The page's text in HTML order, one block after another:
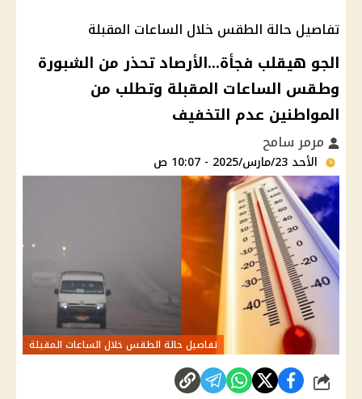
تفاصيل حالة الطقس خلال الساعات المقبلة
الجو هيقلب فجأة...الأرصاد تحذر من الشبورة
وطقس الساعات المقبلة وتطلب من
المواطنين عدم التخفيف
مرمر سامح
الأحد 23/مارس/2025 - 10:07 ص
تفاصيل حالة الطقس خلال الساعات المقبلة
شارك